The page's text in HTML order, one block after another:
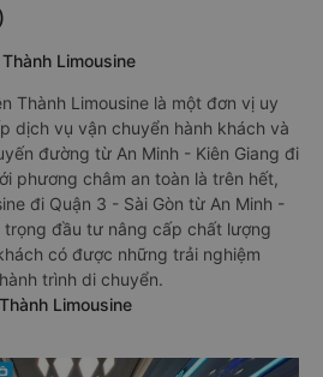
nhất 08/2026
Limousine khởi hành tại DT967
Thành Limousine
Thành Limousine là một đơn vị uy
dịch vụ vận chuyển hành khách và
đường từ An Minh - Kiên Giang đi
phương châm an toàn là trên hết,
đi Quận 3 - Sài Gòn từ An Minh -
đầu tư nâng cấp chất lượng
trình di chuyển.